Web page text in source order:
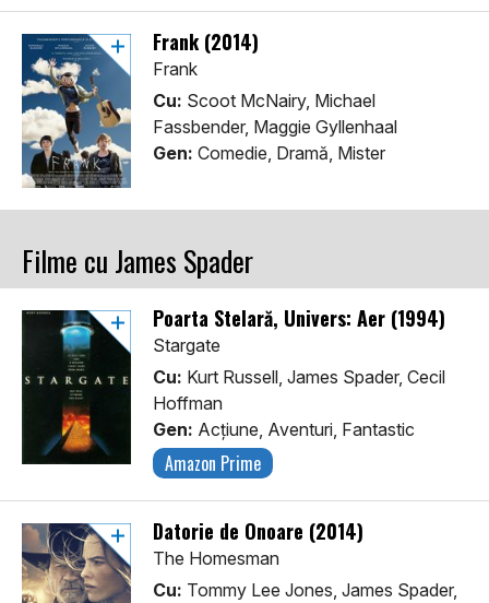
Frank (2014)
Frank
Cu: Scoot McNairy, Michael
Fassbender, Maggie Gyllenhaal
Gen: Comedie, Dramă, Mister
Filme cu James Spader
Poarta Stelară, Univers: Aer (1994)
Stargate
Cu: Kurt Russell, James Spader, Cecil
Hoffman
Gen: Acţiune, Aventuri, Fantastic
Amazon Prime
Datorie de Onoare (2014)
The Homesman
Cu: Tommy Lee Jones, James Spader,